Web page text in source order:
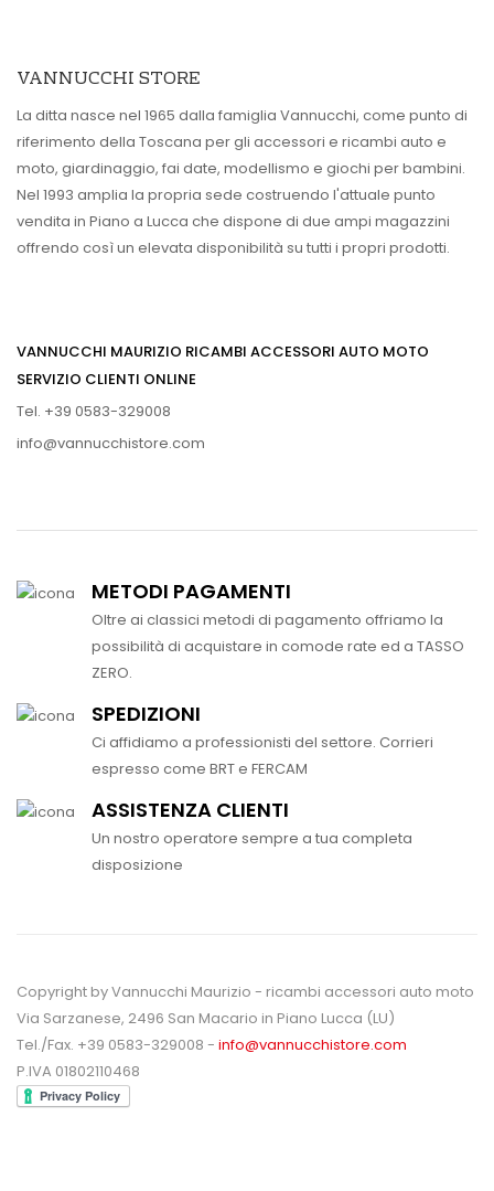
VANNUCCHI STORE
La ditta nasce nel 1965 dalla famiglia Vannucchi, come punto di
riferimento della Toscana per gli accessori e ricambi auto e
moto, giardinaggio, fai date, modellismo e giochi per bambini.
Nel 1993 amplia la propria sede costruendo l'attuale punto
vendita in Piano a Lucca che dispone di due ampi magazzini
offrendo così un elevata disponibilità su tutti i propri prodotti.
VANNUCCHI MAURIZIO RICAMBI ACCESSORI AUTO MOTO
SERVIZIO CLIENTI ONLINE
Tel. +39 0583-329008
info@vannucchistore.com
METODI PAGAMENTI
Oltre ai classici metodi di pagamento offriamo la
possibilità di acquistare in comode rate ed a TASSO
ZERO.
SPEDIZIONI
Ci affidiamo a professionisti del settore. Corrieri
espresso come BRT e FERCAM
ASSISTENZA CLIENTI
Un nostro operatore sempre a tua completa
disposizione
Copyright by Vannucchi Maurizio - ricambi accessori auto moto
Via Sarzanese, 2496 San Macario in Piano Lucca (LU)
Tel./Fax. +39 0583-329008 - info@vannucchistore.com
P.IVA 01802110468